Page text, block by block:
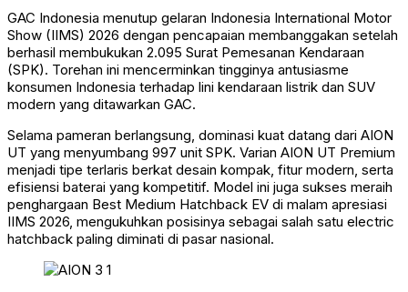
GAC Indonesia menutup gelaran Indonesia International Motor
Show (IIMS) 2026 dengan pencapaian membanggakan setelah
berhasil membukukan 2.095 Surat Pemesanan Kendaraan
(SPK). Torehan ini mencerminkan tingginya antusiasme
konsumen Indonesia terhadap lini kendaraan listrik dan SUV
modern yang ditawarkan GAC.
Selama pameran berlangsung, dominasi kuat datang dari AION
UT yang menyumbang 997 unit SPK. Varian AION UT Premium
menjadi tipe terlaris berkat desain kompak, fitur modern, serta
efisiensi baterai yang kompetitif. Model ini juga sukses meraih
penghargaan Best Medium Hatchback EV di malam apresiasi
IIMS 2026, mengukuhkan posisinya sebagai salah satu electric
hatchback paling diminati di pasar nasional.